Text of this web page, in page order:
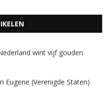
wint vijf gouden
Eugene (Verenigde Staten)